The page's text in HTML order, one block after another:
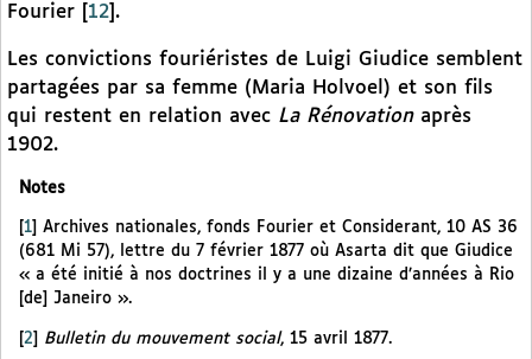
Fourier
12 .
Les convictions fouriéristes de Luigi Giudice semblent
partagées par sa femme (Maria Holvoel) et son fils
qui restent en relation avec La Rénovation après
1902.
Notes
1
Archives nationales, fonds Fourier et Considerant, 10 AS 36
(681 Mi 57), lettre du 7 février 1877 où Asarta dit que Giudice
« a été initié à nos doctrines il y a une dizaine d’années à Rio
[de] Janeiro ».
[2] Bulletin du mouvement social, 15 avril 1877.